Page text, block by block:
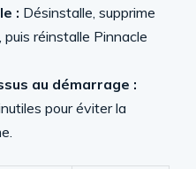
: Désinstalle, supprime
réinstalle Pinnacle
au démarrage :
pour éviter la